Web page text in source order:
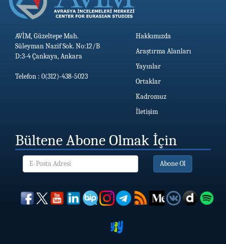
AVİM, Güzeltepe Mah.
Süleyman Nazif Sok. No:12/B
D:3-4 Çankaya, Ankara
Telefon : 0(312)-438-5023
Hakkımızda
Araştırma Alanları
Yayınlar
Ortaklar
Kadromuz
İletişim
Bültene Abone Olmak İçin
Abone Ol